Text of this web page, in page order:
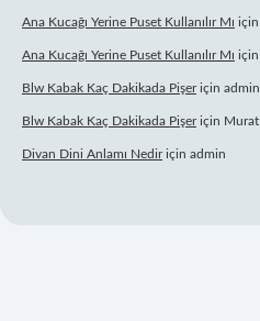
Ana Kucağı Yerine Puset Kullanılır Mı için
Ana Kucağı Yerine Puset Kullanılır Mı için
Blw Kabak Kaç Dakikada Pişeriçin admin
Blw Kabak Kaç Dakikada Pişeriçin Murat
Divan Dini Anlamı Nediriçin admin